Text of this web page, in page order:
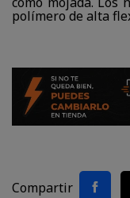
polímero de alta
Compartir